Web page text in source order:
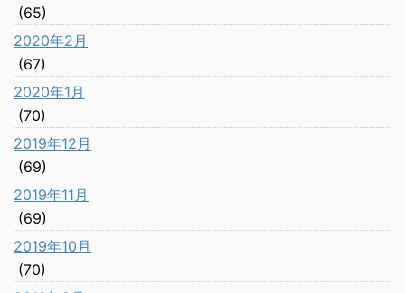
(65)
2020年2月
(67)
2020年1月
(70)
2019年12月
(69)
2019年11月
(69)
2019年10月
(70)